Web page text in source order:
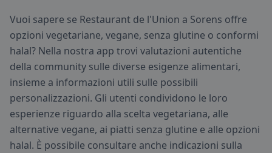
Vuoi sapere se Restaurant de l'Union a Sorens offre
opzioni vegetariane, vegane, senza glutine o conformi
halal? Nella nostra app trovi valutazioni autentiche
della community sulle diverse esigenze alimentari,
insieme a informazioni utili sulle possibili
personalizzazioni. Gli utenti condividono le loro
esperienze riguardo alla scelta vegetariana, alle
alternative vegane, ai piatti senza glutine e alle opzioni
halal. È possibile consultare anche indicazioni sulla